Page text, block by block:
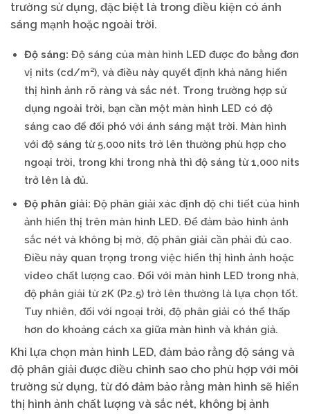
trường sử dụng, đặc biệt là trong điều kiện có ánh
sáng mạnh hoặc ngoài trời.
Độ sáng: Độ sáng của màn hình LED được đo bằng đơn
vị nits (cd/m²), và điều này quyết định khả năng hiển
thị hình ảnh rõ ràng và sắc nét. Trong trường hợp sử
dụng ngoài trời, bạn cần một màn hình LED có độ
sáng cao để đối phó với ánh sáng mặt trời. Màn hình
với độ sáng từ 5,000 nits trở lên thường phù hợp cho
ngoại trời, trong khi trong nhà thì độ sáng từ 1,000 nits
trở lên là đủ.
Độ phân giải: Độ phân giải xác định độ chi tiết của hình
ảnh hiển thị trên màn hình LED. Để đảm bảo hình ảnh
sắc nét và không bị mờ, độ phân giải cần phải đủ cao.
Điều này quan trọng trong việc hiển thị hình ảnh hoặc
video chất lượng cao. Đối với màn hình LED trong nhà,
độ phân giải từ 2K (P2.5) trở lên thường là lựa chọn tốt.
Tuy nhiên, đối với ngoại trời, độ phân giải có thể thấp
hơn do khoảng cách xa giữa màn hình và khán giả.
Khi lựa chọn màn hình LED, đảm bảo rằng độ sáng và
độ phân giải được điều chỉnh sao cho phù hợp với môi
trường sử dụng, từ đó đảm bảo rằng màn hình sẽ hiển
thị hình ảnh chất lượng và sắc nét, không bị ảnh